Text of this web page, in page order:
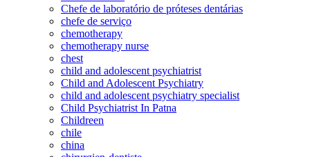
Chefe de laboratório de próteses dentárias
chefe de serviço
chemotherapy
chemotherapy nurse
chest
child and adolescent psychiatrist
Child and Adolescent Psychiatry
child and adolescent psychiatry specialist
Child Psychiatrist In Patna
Childreen
chile
china